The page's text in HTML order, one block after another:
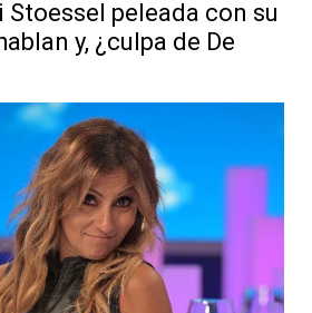
Stoessel peleada con su
y, ¿culpa de De